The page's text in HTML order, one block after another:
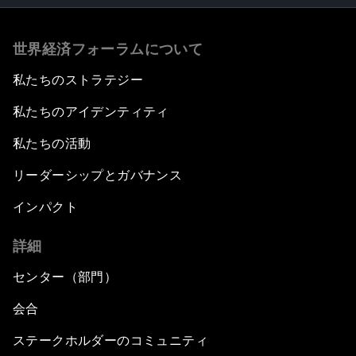
世界経済フォーラムについて
私たちのストラテジー
私たちのアイデンティティ
私たちの活動
リーダーシップとガバナンス
インパクト
詳細
センター（部門）
会合
ステークホルダーのコミュニティ